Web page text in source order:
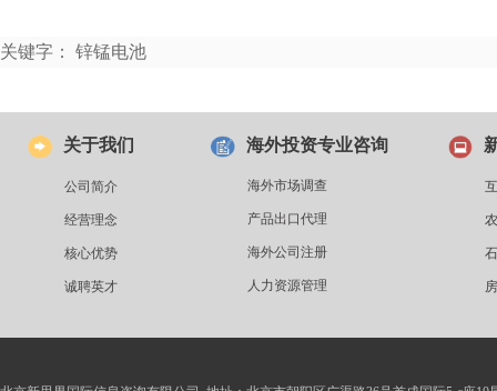
关键字： 锌锰电池
关于我们
公司简介
经营理念
核心优势
诚聘英才
海外投资专业咨询
海外市场调查
产品出口代理
海外公司注册
人力资源管理